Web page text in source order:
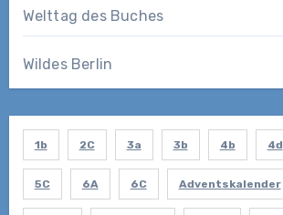
Welttag des Buches
Wildes Berlin
1b 2C 3a 3b 4b 4d
5C 6A 6C Adventskalender